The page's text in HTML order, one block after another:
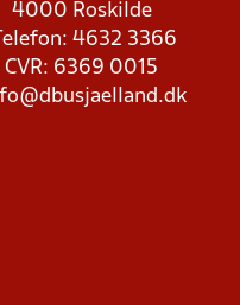
4000 Roskilde
Telefon: 4632 3366
CVR: 6369 0015